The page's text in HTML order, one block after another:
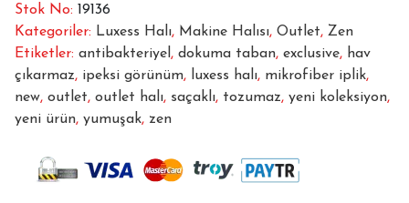
Stok No: 19136
Kategoriler: Luxess Halı, Makine Halısı, Outlet, Zen
Etiketler: antibakteriyel , dokuma taban, exclusive, hav
çıkarmaz, ipeksi görünüm, luxess halı, mikrofiber iplik,
new, outlet, outlet halı, saçaklı, tozumaz, yeni koleksiyon,
yeni ürün, yumuşak, zen